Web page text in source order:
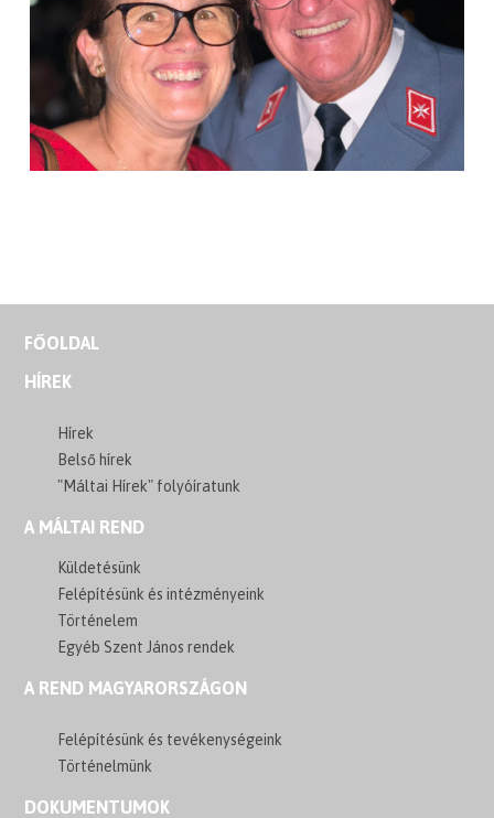
FŐOLDAL
HÍREK
Hírek
Belső hírek
"Máltai Hírek" folyóíratunk
A MÁLTAI REND
Küldetésünk
Felépítésünk és intézményeink
Történelem
Egyéb Szent János rendek
A REND MAGYARORSZÁGON
Felépítésünk és tevékenységeink
Történelmünk
DOKUMENTUMOK